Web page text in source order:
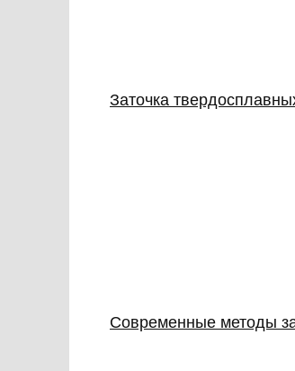
Заточка
Современные методы